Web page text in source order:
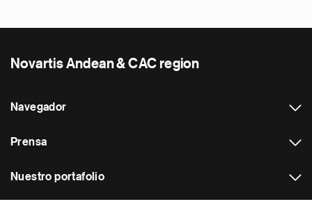
Novartis Andean & CAC region
Navegador
Prensa
Nuestro portafolio